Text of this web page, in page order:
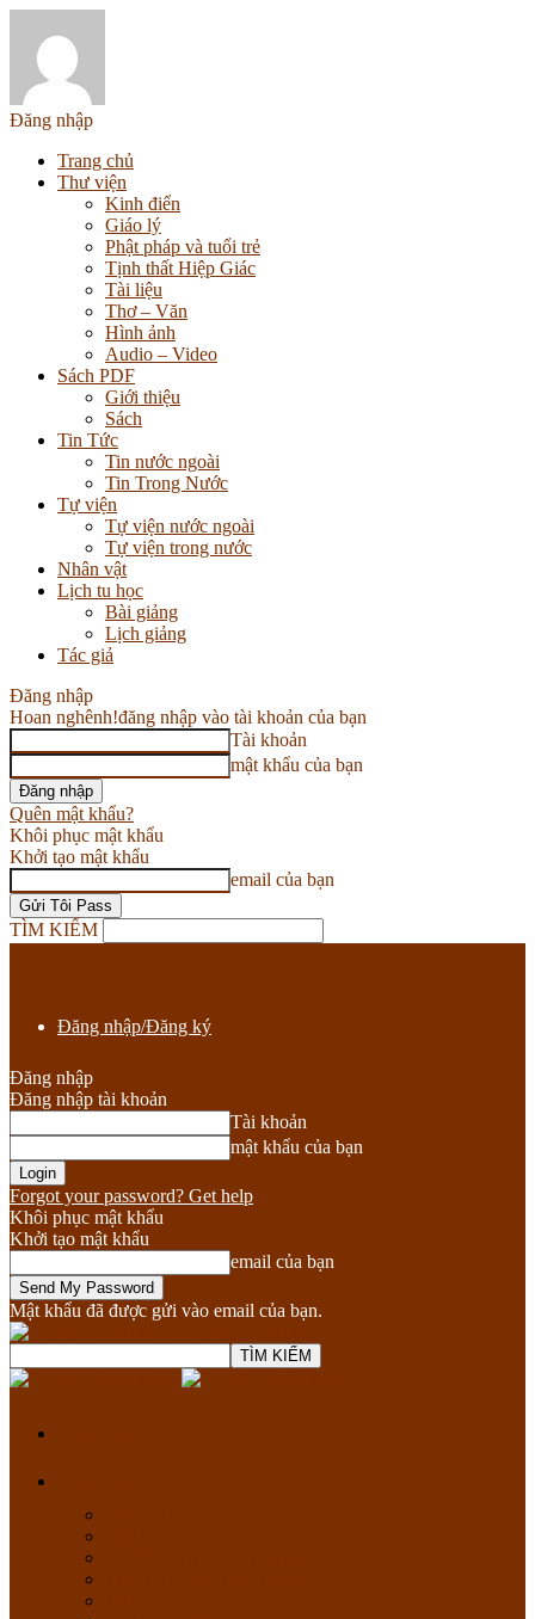
Đăng nhập
Trang chủ
Thư viện
Kinh điển
Giáo lý
Phật pháp và tuổi trẻ
Tịnh thất Hiệp Giác
Tài liệu
Thơ – Văn
Hình ảnh
Audio – Video
Sách PDF
Giới thiệu
Sách
Tin Tức
Tin nước ngoài
Tin Trong Nước
Tự viện
Tự viện nước ngoài
Tự viện trong nước
Nhân vật
Lịch tu học
Bài giảng
Lịch giảng
Tác giả
Đăng nhập
Hoan nghênh!đăng nhập vào tài khoản của bạn
Tài khoản
mật khẩu của bạn
Quên mật khẩu?
Khôi phục mật khẩu
Khởi tạo mật khẩu
email của bạn
TÌM KIẾM
Đăng nhập/Đăng ký
Đăng nhập
Đăng nhập tài khoản
Tài khoản
mật khẩu của bạn
Forgot your password? Get help
Khôi phục mật khẩu
Khởi tạo mật khẩu
email của bạn
Mật khẩu đã được gửi vào email của bạn.